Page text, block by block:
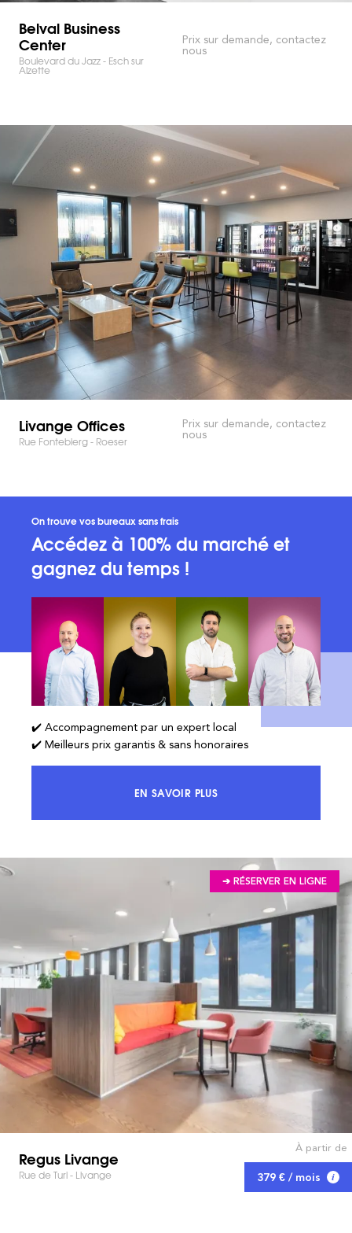
Belval Business
Center
Boulevard du Jazz - Esch sur
Alzette
Prix sur demande, contactez
nous
Livange Offices
Rue Fontebierg - Roeser
Prix sur demande, contactez
nous
On trouve vos bureaux sans frais
Accédez à 100% du marché et
gagnez du temps !
✔️ Accompagnement par un expert local
✔️ Meilleurs prix garantis & sans honoraires
EN SAVOIR PLUSACCÉDEZ À 100% DU MARCHÉ ET
➔ RÉSERVER EN LIGNE
Regus Livange
Rue de Turi - Livange
À partir de
379 € / mois